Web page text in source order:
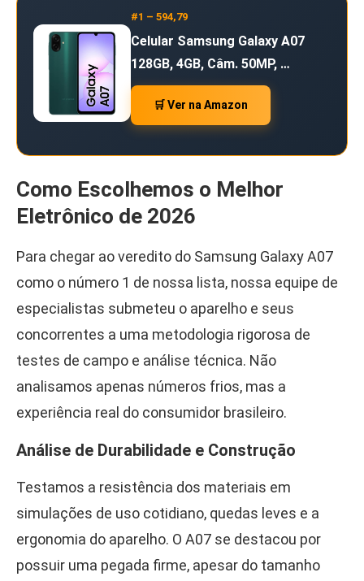
#1 – 594,79
Celular Samsung Galaxy A07
128GB, 4GB, Câm. 50MP, …
🛒 Ver na Amazon
Como Escolhemos o Melhor
Eletrônico de 2026
Para chegar ao veredito do Samsung Galaxy A07
como o número 1 de nossa lista, nossa equipe de
especialistas submeteu o aparelho e seus
concorrentes a uma metodologia rigorosa de
testes de campo e análise técnica. Não
analisamos apenas números frios, mas a
experiência real do consumidor brasileiro.
Análise de Durabilidade e Construção
Testamos a resistência dos materiais em
simulações de uso cotidiano, quedas leves e a
ergonomia do aparelho. O A07 se destacou por
possuir uma pegada firme, apesar do tamanho